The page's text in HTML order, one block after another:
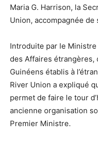
Maria G. Harrison, la
Union, accompagnée
Introduite par le
des Affaires étrangères,
Guinéens établis à
River Union a expliqué
permet de faire le tour
ancienne organisation
Premier Ministre.